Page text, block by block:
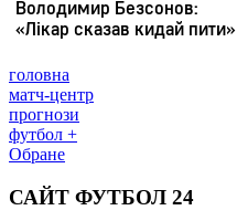
головна
матч-центр
прогнози
футбол +
Обране
САЙТ ФУТБОЛ 24